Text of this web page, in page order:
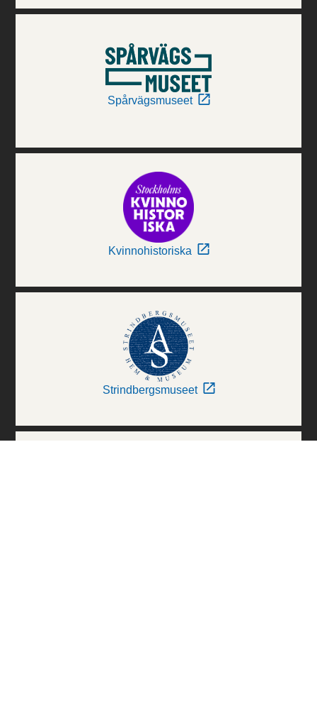
Spårvägsmuseet
Kvinnohistoriska
Strindbergsmuseet